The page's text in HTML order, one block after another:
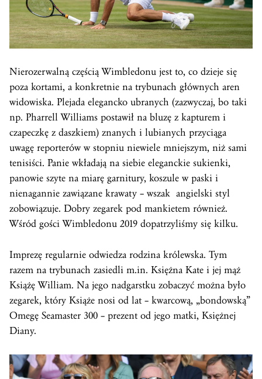
Nierozerwalną częścią Wimbledonu jest to, co dzieje się
poza kortami, a konkretnie na trybunach głównych aren
widowiska. Plejada elegancko ubranych (zazwyczaj, bo taki
np. Pharrell Williams postawił na bluzę z kapturem i
czapeczkę z daszkiem) znanych i lubianych przyciąga
uwagę reporterów w stopniu niewiele mniejszym, niż sami
tenisiści. Panie wkładają na siebie eleganckie sukienki,
panowie szyte na miarę garnitury, koszule w paski i
nienagannie zawiązane krawaty – wszak angielski styl
zobowiązuje. Dobry zegarek pod mankietem również.
Wśród gości Wimbledonu 2019 dopatrzyliśmy się kilku.
Imprezę regularnie odwiedza rodzina królewska. Tym
razem na trybunach zasiedli m.in. Księżna Kate i jej mąż
Książę William. Na jego nadgarstku zobaczyć można było
zegarek, który Książe nosi od lat – kwarcową, „bondowską”
Omegę Seamaster 300 – prezent od jego matki, Księżnej
Diany.